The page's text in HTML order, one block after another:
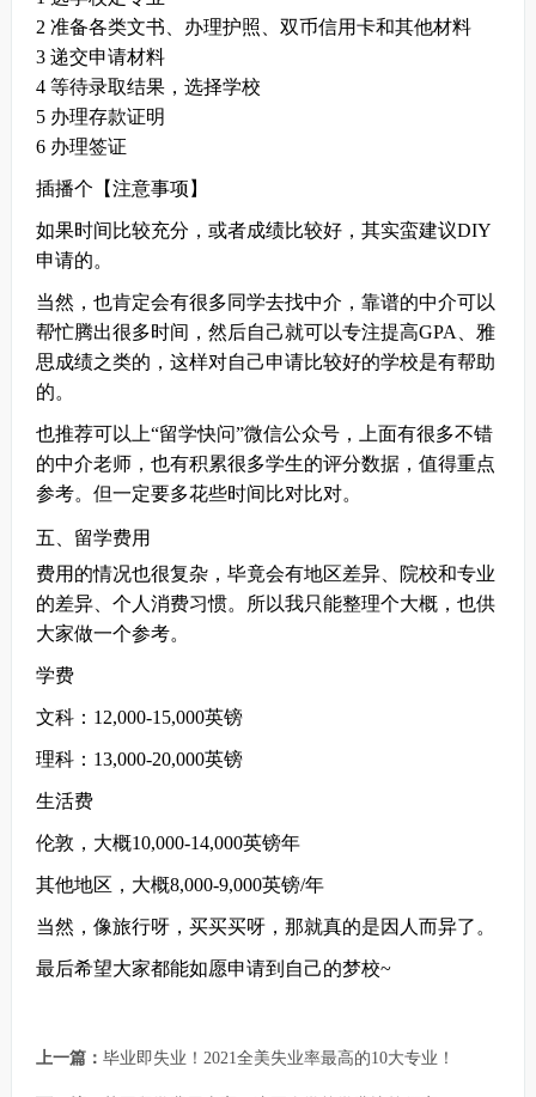
2 准备各类文书、办理护照、双币信用卡和其他材料
3 递交申请材料
4 等待录取结果，选择学校
5 办理存款证明
6 办理签证
插播个【注意事项】
如果时间比较充分，或者成绩比较好，其实蛮建议DIY
申请的。
当然，也肯定会有很多同学去找中介，靠谱的中介可以
帮忙腾出很多时间，然后自己就可以专注提高GPA、雅
思成绩之类的，这样对自己申请比较好的学校是有帮助
的。
也推荐可以上“留学快问”微信公众号，上面有很多不错
的中介老师，也有积累很多学生的评分数据，值得重点
参考。但一定要多花些时间比对比对。
五、留学费用
费用的情况也很复杂，毕竟会有地区差异、院校和专业
的差异、个人消费习惯。所以我只能整理个大概，也供
大家做一个参考。
学费
文科：12,000-15,000英镑
理科：13,000-20,000英镑
生活费
伦敦，大概10,000-14,000英镑年
其他地区，大概8,000-9,000英镑/年
当然，像旅行呀，买买买呀，那就真的是因人而异了。
最后希望大家都能如愿申请到自己的梦校~
上一篇： 毕业即失业！2021全美失业率最高的10大专业！